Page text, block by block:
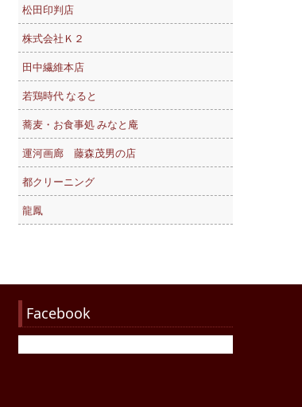
松田印判店
株式会社Ｋ２
田中繊維本店
若鶏時代 なると
蕎麦・お食事処 みなと庵
運河画廊 藤森茂男の店
都クリーニング
龍鳳
Facebook